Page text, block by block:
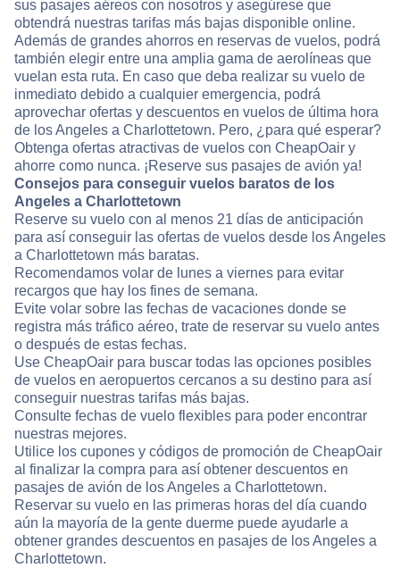
sus pasajes aéreos con nosotros y asegúrese que
obtendrá nuestras tarifas más bajas disponible online.
Además de grandes ahorros en reservas de vuelos, podrá
también elegir entre una amplia gama de aerolíneas que
vuelan esta ruta. En caso que deba realizar su vuelo de
inmediato debido a cualquier emergencia, podrá
aprovechar ofertas y descuentos en vuelos de última hora
de los Angeles a Charlottetown. Pero, ¿para qué esperar?
Obtenga ofertas atractivas de vuelos con CheapOair y
ahorre como nunca. ¡Reserve sus pasajes de avión ya!
Consejos para conseguir vuelos baratos de los
Angeles a Charlottetown
Reserve su vuelo con al menos 21 días de anticipación
para así conseguir las ofertas de vuelos desde los Angeles
a Charlottetown más baratas.
Recomendamos volar de lunes a viernes para evitar
recargos que hay los fines de semana.
Evite volar sobre las fechas de vacaciones donde se
registra más tráfico aéreo, trate de reservar su vuelo antes
o después de estas fechas.
Use CheapOair para buscar todas las opciones posibles
de vuelos en aeropuertos cercanos a su destino para así
conseguir nuestras tarifas más bajas.
Consulte fechas de vuelo flexibles para poder encontrar
nuestras mejores.
Utilice los cupones y códigos de promoción de CheapOair
al finalizar la compra para así obtener descuentos en
pasajes de avión de los Angeles a Charlottetown.
Reservar su vuelo en las primeras horas del día cuando
aún la mayoría de la gente duerme puede ayudarle a
obtener grandes descuentos en pasajes de los Angeles a
Charlottetown.